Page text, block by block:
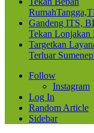
Gandeng ITS,
Tekan Lonjakan
Targetkan
Terluar
Follow
Instagram
Log In
Random Article
Sidebar